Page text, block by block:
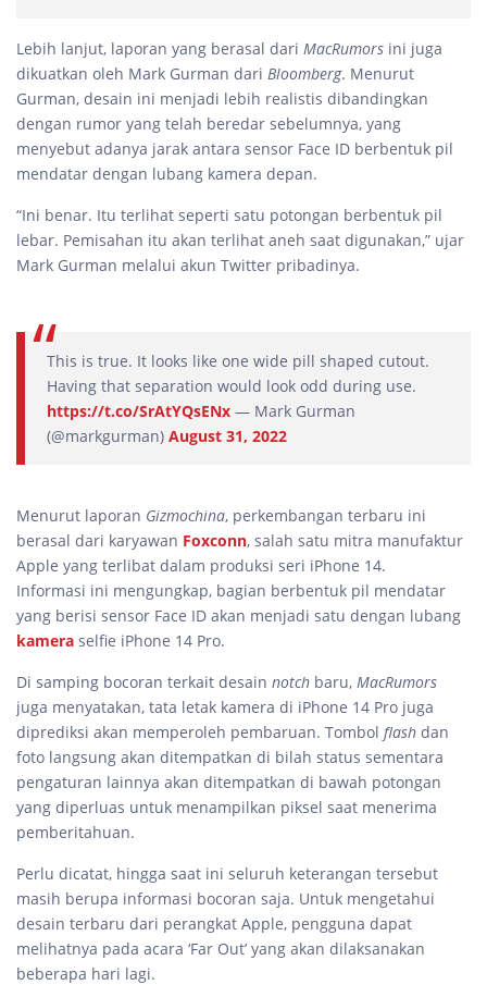
Lebih lanjut, laporan yang berasal dari MacRumors ini juga
dikuatkan oleh Mark Gurman dari Bloomberg. Menurut
Gurman, desain ini menjadi lebih realistis dibandingkan
dengan rumor yang telah beredar sebelumnya, yang
menyebut adanya jarak antara sensor Face ID berbentuk pil
mendatar dengan lubang kamera depan.
“Ini benar. Itu terlihat seperti satu potongan berbentuk pil
lebar. Pemisahan itu akan terlihat aneh saat digunakan,” ujar
Mark Gurman melalui akun Twitter pribadinya.
This is true. It looks like one wide pill shaped cutout.
Having that separation would look odd during use.
https://t.co/SrAtYQsENx — Mark Gurman
(@markgurman) August 31, 2022
Menurut laporan Gizmochina, perkembangan terbaru ini
berasal dari karyawan Foxconn, salah satu mitra manufaktur
Apple yang terlibat dalam produksi seri iPhone 14.
Informasi ini mengungkap, bagian berbentuk pil mendatar
yang berisi sensor Face ID akan menjadi satu dengan lubang
kamera selfie iPhone 14 Pro.
Di samping bocoran terkait desain notch baru, MacRumors
juga menyatakan, tata letak kamera di iPhone 14 Pro juga
diprediksi akan memperoleh pembaruan. Tombol flash dan
foto langsung akan ditempatkan di bilah status sementara
pengaturan lainnya akan ditempatkan di bawah potongan
yang diperluas untuk menampilkan piksel saat menerima
pemberitahuan.
Perlu dicatat, hingga saat ini seluruh keterangan tersebut
masih berupa informasi bocoran saja. Untuk mengetahui
desain terbaru dari perangkat Apple, pengguna dapat
melihatnya pada acara ‘Far Out’ yang akan dilaksanakan
beberapa hari lagi.